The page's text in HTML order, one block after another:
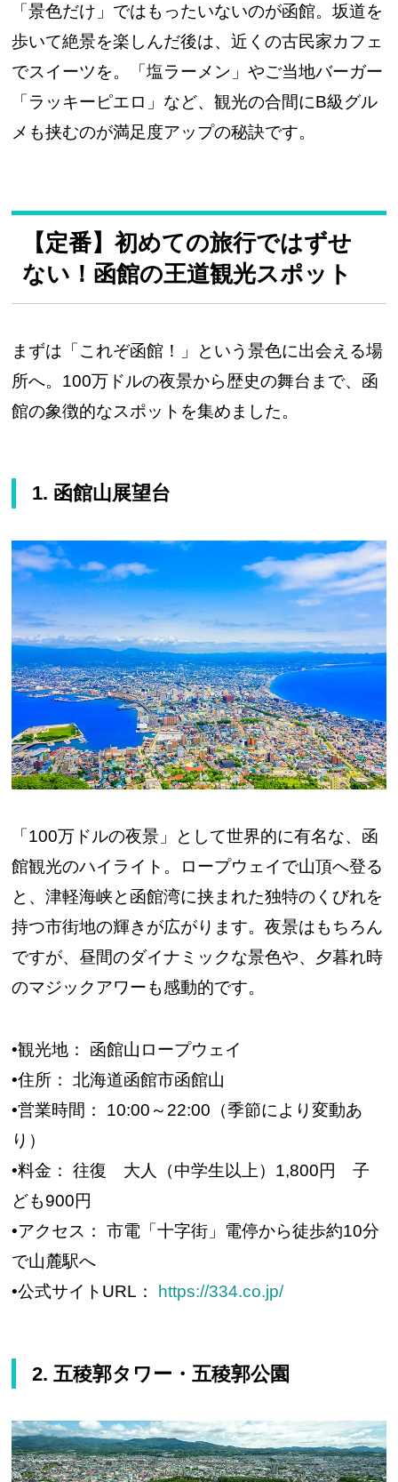
「景色だけ」ではもったいないのが函館。坂道を
歩いて絶景を楽しんだ後は、近くの古民家カフェ
でスイーツを。「塩ラーメン」やご当地バーガー
「ラッキーピエロ」など、観光の合間にB級グル
メも挟むのが満足度アップの秘訣です。
【定番】初めての旅行ではずせ
ない！函館の王道観光スポット
まずは「これぞ函館！」という景色に出会える場
所へ。100万ドルの夜景から歴史の舞台まで、函
館の象徴的なスポットを集めました。
1. 函館山展望台
「100万ドルの夜景」として世界的に有名な、函
館観光のハイライト。ロープウェイで山頂へ登る
と、津軽海峡と函館湾に挟まれた独特のくびれを
持つ市街地の輝きが広がります。夜景はもちろん
ですが、昼間のダイナミックな景色や、夕暮れ時
のマジックアワーも感動的です。
•観光地： 函館山ロープウェイ
•住所： 北海道函館市函館山
•営業時間： 10:00～22:00（季節により変動あ
り）
•料金： 往復 大人（中学生以上）1,800円 子
ども900円
•アクセス： 市電「十字街」電停から徒歩約10分
で山麓駅へ
•公式サイトURL：
https://334.co.jp/
2. 五稜郭タワー・五稜郭公園